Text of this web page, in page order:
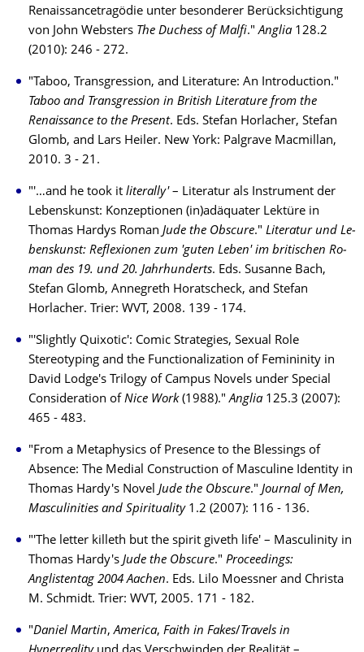
Renaissancetragödie unter besonderer Berücksichtigung
von John Websters The Duchess of Malfi."Anglia128.2
(2010): 246 - 272.
"Taboo, Transgression, and Literature: An Introduction."
Taboo and Transgression in British Literature from the
Renaissance to the Present. Eds. Stefan Horlacher, Stefan
Glomb, and Lars Heiler. New York: Palgrave Macmillan,
2010. 3 - 21.
"'…and he took it literally' – Literatur als Instrument der
Lebenskunst: Konzeptionen (in)adäquater Lektüre in
Thomas Hardys Roman Jude the Obscure." Literatur und Le­
bens­kunst: Reflexionen zum 'guten Leben' im britischen Ro­
man des 19. und 20. Jahr­hun­­derts. Eds. Susanne Bach,
Stefan Glomb, Annegreth Hora­tscheck, and Stefan
Horlacher. Trier: WVT, 2008. 139 - 174.
"'Slightly Quixotic': Comic Strategies, Sexual Role
Stereotyping and the Functionalization of Femininity in
David Lodge's Trilogy of Campus Novels under Special
Consideration of Nice Work (1988)."Anglia125.3 (2007):
465 - 483.
"From a Metaphysics of Presence to the Blessings of
Absence: The Medial Construction of Masculine Identity in
Thomas Hardy's Novel Jude the Obscure." Journal of Men,
Masculinities and Spirituality 1.2 (2007): 116 - 136.
"'The letter killeth but the spirit giveth life' – Masculinity in
Thomas Hardy's Jude the Obscure." Proceedings:
Anglistentag 2004 Aachen. Eds. Lilo Moessner and Christa
M. Schmidt. Trier: WVT, 2005. 171 - 182.
"Daniel Martin,America, Faith in Fakes/ Travels in